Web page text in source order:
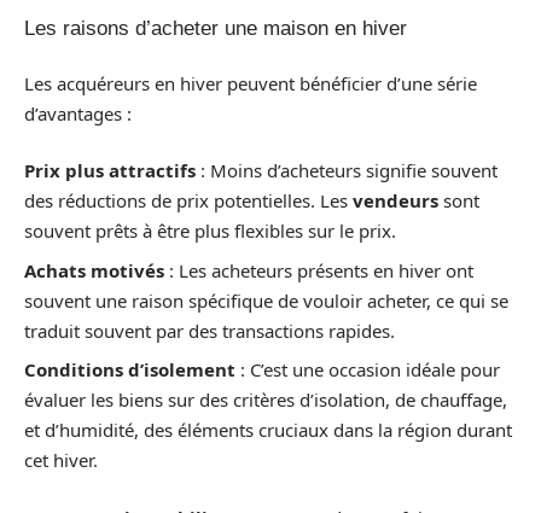
Les raisons d’acheter une maison en hiver
Les acquéreurs en hiver peuvent bénéficier d’une série
d’avantages :
Prix plus attractifs : Moins d’acheteurs signifie souvent
des réductions de prix potentielles. Les vendeurs sont
souvent prêts à être plus flexibles sur le prix.
Achats motivés : Les acheteurs présents en hiver ont
souvent une raison spécifique de vouloir acheter, ce qui se
traduit souvent par des transactions rapides.
Conditions d’isolement : C’est une occasion idéale pour
évaluer les biens sur des critères d’isolation, de chauffage,
et d’humidité, des éléments cruciaux dans la région durant
cet hiver.